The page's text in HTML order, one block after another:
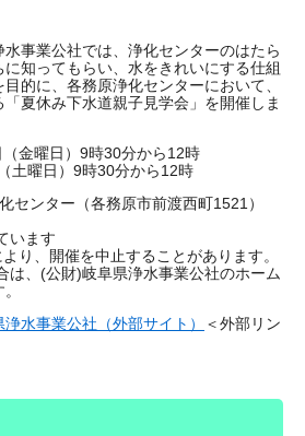
事業公社では、浄化センターのはたら
知ってもらい、水をきれいにする仕組
的に、各務原浄化センターにおいて、
夏休み下水道親子見学会」を開催しま
金曜日）9時30分から12時
日）9時30分から12時
センター（各務原市前渡西町1521）
ます
開催を中止することがあります。
公財)岐阜県浄水事業公社のホーム
浄水事業公社（外部サイト）
＜外部リン